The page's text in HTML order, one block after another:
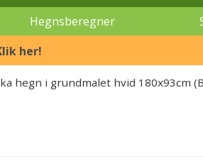
Hegnsberegner
her!
hegn i grundmalet hvid 180x93cm